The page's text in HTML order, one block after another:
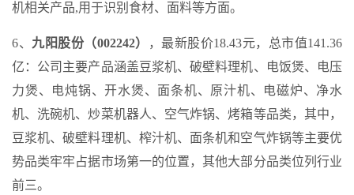
机相关产品,用于识别食材、面料等方面。
6、 九阳股份（002242）
，最新股价18.43元，总市值141.36
亿：公司主要产品涵盖豆浆机、破壁料理机、电饭煲、电压
力煲、电炖锅、开水煲、面条机、原汁机、电磁炉、净水
机、洗碗机、炒菜机器人、空气炸锅、烤箱等品类，其中，
豆浆机、破壁料理机、榨汁机、面条机和空气炸锅等主要优
势品类牢牢占据市场第一的位置，其他大部分品类位列行业
前三。